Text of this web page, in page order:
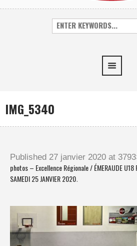
IMG_5340
Published 27 janvier 2020 at
photos – Excellence Régionale / ÉMERAUDE U18
SAMEDI 25 JANVIER 2020.